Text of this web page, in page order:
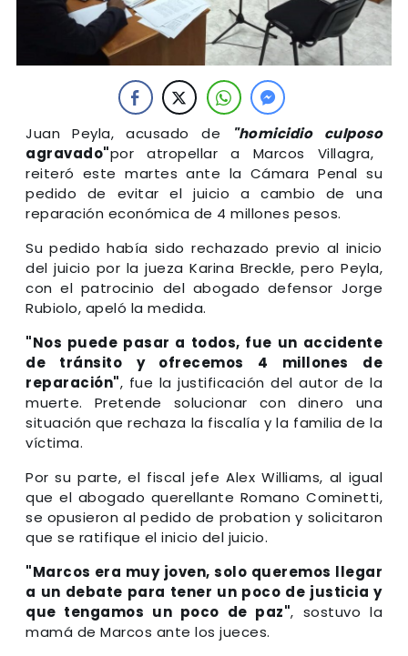
Juan Peyla, acusado de
"homicidio culposo
agravado"por atropellar a Marcos Villagra,
reiteró este martes ante la Cámara Penal su
pedido de evitar el juicio a cambio de una
reparación económica de 4 millones pesos.
Su pedido había sido rechazado previo al inicio
del juicio por la jueza Karina Breckle, pero Peyla,
con el patrocinio del abogado defensor Jorge
Rubiolo, apeló la medida.
"Nos puede pasar a todos, fue un accidente
de tránsito y ofrecemos 4 millones de
reparación", fue la justificación del autor de la
muerte. Pretende solucionar con dinero una
situación que rechaza la fiscalía y la familia de la
víctima.
Por su parte, el fiscal jefe Alex Williams, al igual
que el abogado querellante Romano Cominetti,
se opusieron al pedido de probation y solicitaron
que se ratifique el inicio del juicio.
"Marcos era muy joven, solo queremos llegar
a un debate para tener un poco de justicia y
que tengamos un poco de paz", sostuvo la
mamá de Marcos ante los jueces.